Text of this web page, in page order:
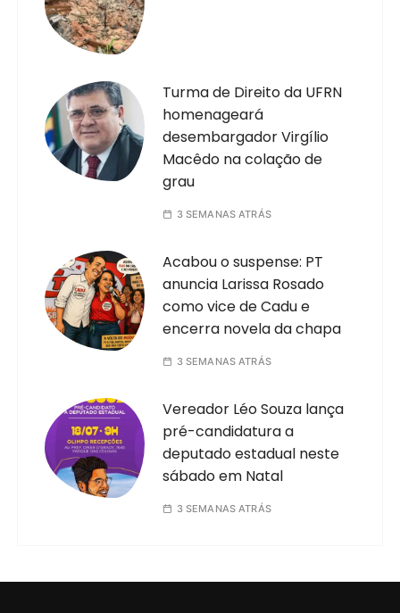
Turma de Direito da UFRN
homenageará
desembargador Virgílio
Macêdo na colação de
grau
3 SEMANAS ATRÁS
Acabou o suspense: PT
anuncia Larissa Rosado
como vice de Cadu e
encerra novela da chapa
3 SEMANAS ATRÁS
Vereador Léo Souza lança
pré-candidatura a
deputado estadual neste
sábado em Natal
3 SEMANAS ATRÁS